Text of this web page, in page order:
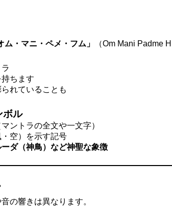
ム・マニ・ペメ・フム」 （Om Mani Padme
ちます
れていることも
ボル
ントラの全文や一文字）
空）を示す記号
ダ（神鳥）など神聖な象徴
の響きは異なります。